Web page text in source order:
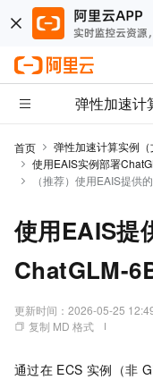
弹性加速计
首页 弹性加速计算实例（
使用EAIS实例部署
（推荐）使用EAIS提供
使用EAIS提
ChatGLM-
更新时间： 2026-05-25
复制 MD 格式
通过在 ECS 实例（非